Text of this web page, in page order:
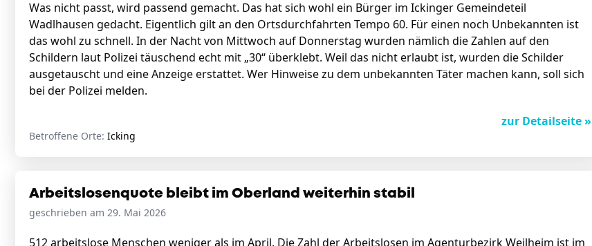
Was nicht passt, wird passend gemacht. Das hat sich wohl ein Bürger im Ickinger Gemeindeteil
Wadlhausen gedacht. Eigentlich gilt an den Ortsdurchfahrten Tempo 60. Für einen noch Unbekannten ist
das wohl zu schnell. In der Nacht von Mittwoch auf Donnerstag wurden nämlich die Zahlen auf den
Schildern laut Polizei täuschend echt mit „30“ überklebt. Weil das nicht erlaubt ist, wurden die Schilder
ausgetauscht und eine Anzeige erstattet. Wer Hinweise zu dem unbekannten Täter machen kann, soll sich
bei der Polizei melden.
zur Detailseite »
Betroffene Orte: Icking
Arbeitslosenquote bleibt im Oberland weiterhin stabil
geschrieben am 29. Mai 2026
512 arbeitslose Menschen weniger als im April. Die Zahl der Arbeitslosen im Agenturbezirk Weilheim ist im